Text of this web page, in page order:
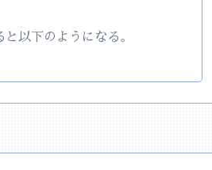
以下のようになる。